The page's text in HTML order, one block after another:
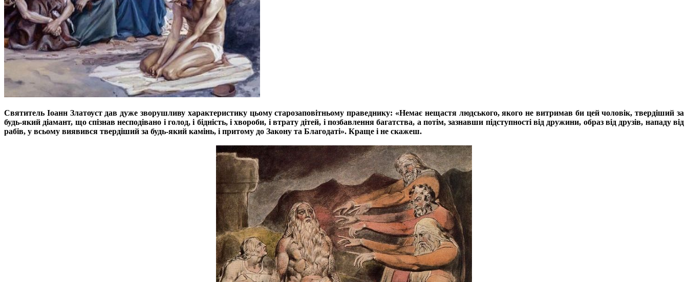
Святитель Іоанн Златоуст дав дуже зворушливу характеристику цьому старозаповітньому праведнику: «Немає нещастя людського, якого не витримав би цей чоловік, твердіший за
будь-який діамант, що спізнав несподівано і голод, і бідність, і хвороби, і втрату дітей, і позбавлення багатства, а потім, зазнав­ши підступності від дружини, образ від друзів, нападу від
рабів, у всьому виявився твердіший за будь-який камінь, і притому до Закону та Благодаті». Краще і не скажеш.